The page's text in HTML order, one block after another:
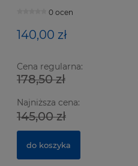
0 ocen
140,00 zł
Cena regularna:
178,50 zł
Najniższa cena:
145,00 zł
do koszyka